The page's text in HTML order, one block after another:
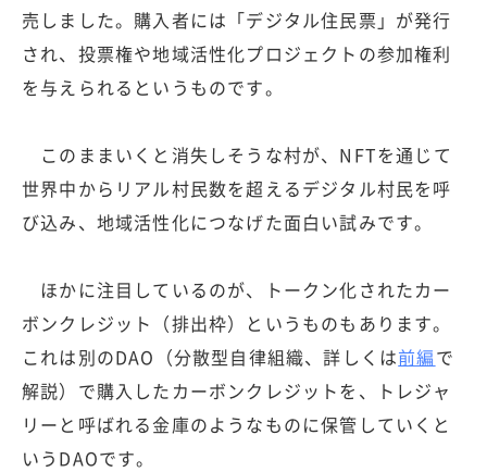
売しました。購入者には「デジタル住民票」が発行
され、投票権や地域活性化プロジェクトの参加権利
を与えられるというものです。
このままいくと消失しそうな村が、NFTを通じて
世界中からリアル村民数を超えるデジタル村民を呼
び込み、地域活性化につなげた面白い試みです。
ほかに注目しているのが、トークン化されたカー
ボンクレジット（排出枠）というものもあります。
これは別のDAO（分散型自律組織、詳しくは前編で
解説）で購入したカーボンクレジットを、トレジャ
リーと呼ばれる金庫のようなものに保管していくと
いうDAOです。